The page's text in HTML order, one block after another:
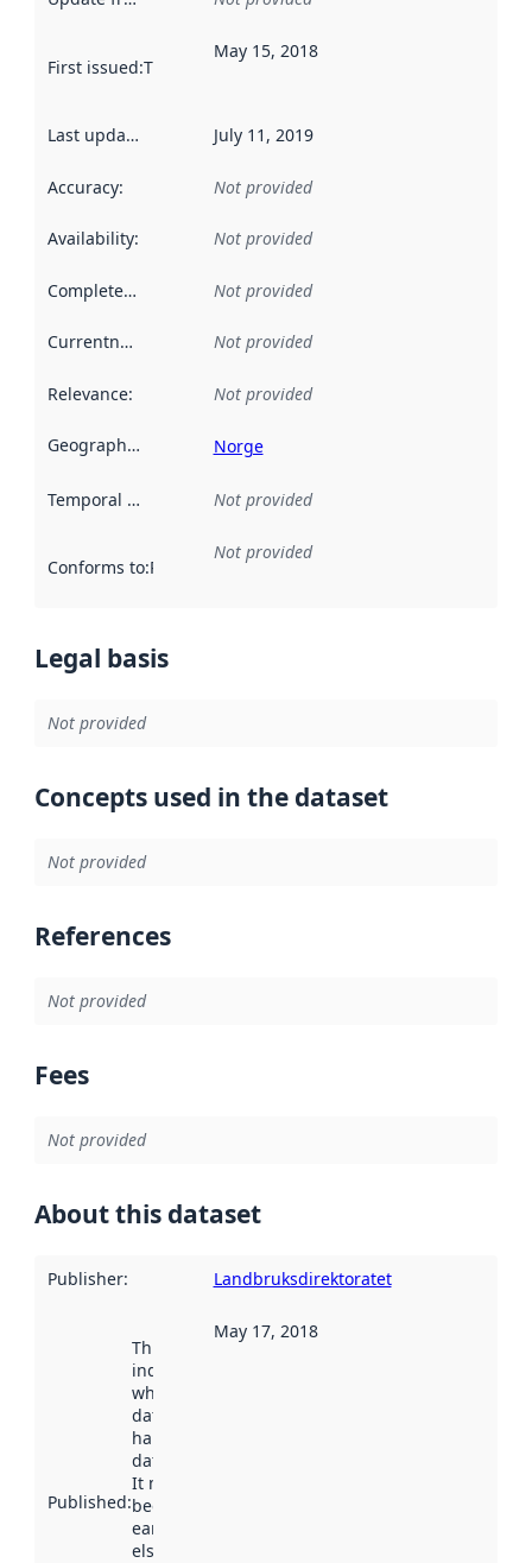
First issued:This date indicates when the data in this
May 15, 2018
Last updated July 11, 2019
Accuracy: Not provided
Availability: Not provided
Completeness Not provided
Currentness Not provided
Relevance: Not provided
Geographical scope Norge
Temporal scope Not provided
Conforms to:Reference to an implementation rule or other
Not provided
Legal basis
Not provided
Concepts used in the dataset
Not provided
References
Not provided
Fees
Not provided
About this dataset
Publisher: Landbruksdirektoratet
Published:
This date
indicates
when the
dataset was
harvested by
data.norge.no.
It may have
been available
earlier
elsewhere.
May 17, 2018